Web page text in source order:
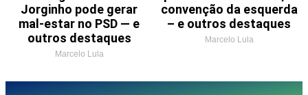
Jorginho pode gerar
mal-estar no PSD — e
outros destaques
Marcelo Lula
convenção da esquerda
– e outros destaques
Marcelo Lula